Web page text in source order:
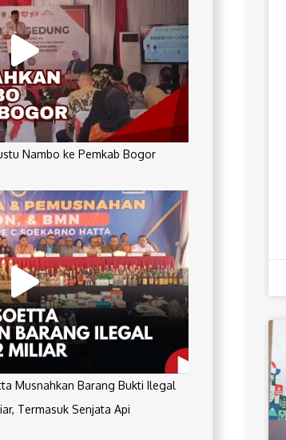
Nambo ke Pemkab Bogor
Musnahkan Barang Bukti Ilegal
Termasuk Senjata Api